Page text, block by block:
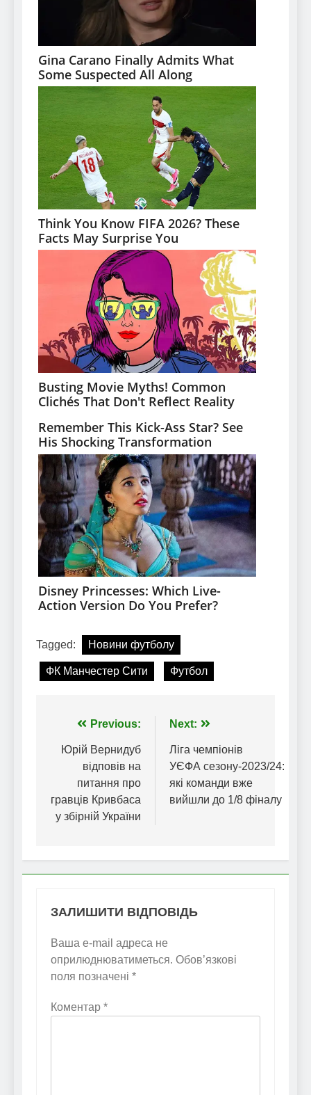
Tagged: Новини футболу
ФК Манчестер Сити Футбол
Навігація
записів
Previous:
Юрій Вернидуб
відповів на
питання про
гравців Кривбаса
у збірній України
Next:
Ліга чемпіонів
УЄФА сезону-2023/24:
які команди вже
вийшли до 1/8 фіналу
ЗАЛИШИТИ ВІДПОВІДЬ
Ваша e-mail адреса не
оприлюднюватиметься. Обов’язкові
поля позначені *
Коментар *